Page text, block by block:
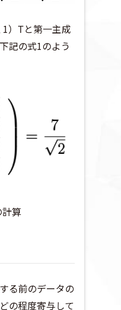
Tと第一主成
記の式1のよう
算
る前のデータの
の程度寄与して